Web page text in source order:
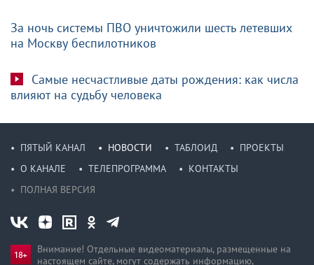
За ночь системы ПВО уничтожили шесть летевших
на Москву беспилотников
Самые несчастливые даты рождения: как числа
влияют на судьбу человека
ПЯТЫЙ КАНАЛ НОВОСТИ ТАБЛОИД
ПРОЕКТЫ
О КАНАЛЕ
ТЕЛЕПРОГРАММА
КОНТАКТЫ
ПОЛНАЯ ВЕРСИЯ
Внимание! Отдельные видеоматериалы, размещенные на
настоящем сайте, могут содержать информацию,